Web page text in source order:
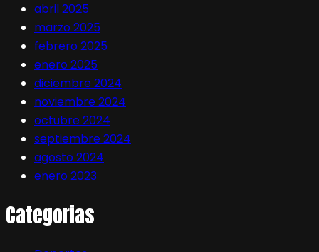
abril 2025
marzo 2025
febrero 2025
enero 2025
diciembre 2024
noviembre 2024
octubre 2024
septiembre 2024
agosto 2024
enero 2023
Categorias